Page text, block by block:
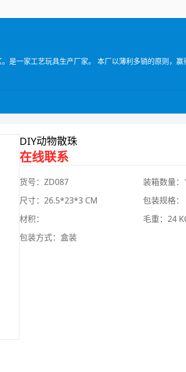
DIY动物散珠
在线联系
货号：ZD087 装箱数量：
尺寸：26.5*23*3 CM
包装规格：
材积：
毛重：24
包装方式：盒装